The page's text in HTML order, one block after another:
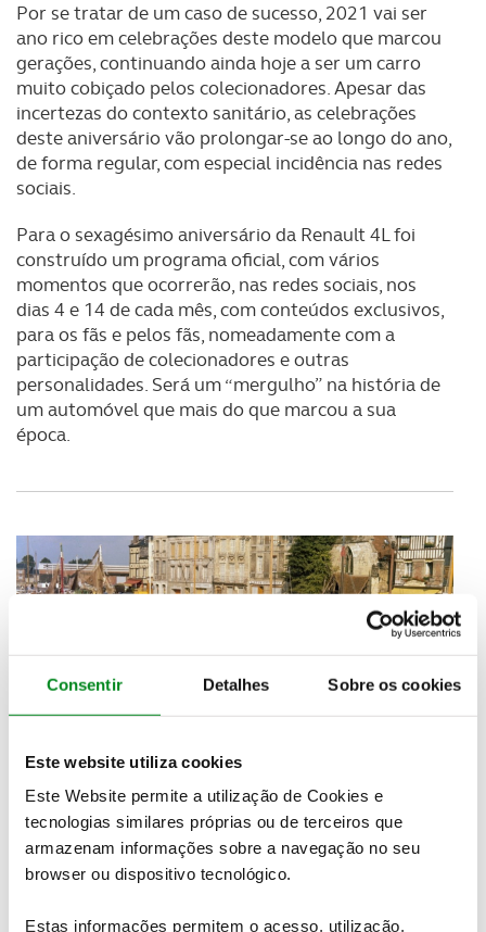
Consentir Detalhes Sobre os cookies
Este website utiliza cookies
Este Website permite a utilização de Cookies e
tecnologias similares próprias ou de terceiros que
armazenam informações sobre a navegação no seu
browser ou dispositivo tecnológico.
Estas informações permitem o acesso, utilização,
Por se tratar de um caso de sucesso, 2021 vai ser
ano rico em celebrações deste modelo que marcou
gerações, continuando ainda hoje a ser um carro
muito cobiçado pelos colecionadores. Apesar das
incertezas do contexto sanitário, as celebrações
deste aniversário vão prolongar-se ao longo do ano,
de forma regular, com especial incidência nas redes
sociais.
Para o sexagésimo aniversário da Renault 4L foi
construído um programa oficial, com vários
momentos que ocorrerão, nas redes sociais, nos
dias 4 e 14 de cada mês, com conteúdos exclusivos,
para os fãs e pelos fãs, nomeadamente com a
participação de colecionadores e outras
personalidades. Será um “mergulho” na história de
um automóvel que mais do que marcou a sua
época.
Calendário das celebrações dos 60 anos da 4L
Fevereiro - a partir do dia 14, o Atelier Renault, nos
Campos Elísios, vai acolher uma 4L na sua versão
«Parisienne», reconhecível pela decoração única da
carroçaria.